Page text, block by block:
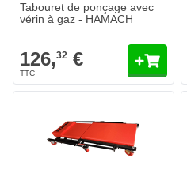
Tabouret de ponçage avec
vérin à gaz - HAMACH
126,32 €